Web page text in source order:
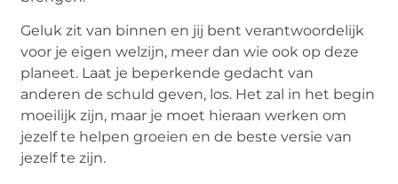
Geluk zit van binnen en jij bent verantwoordelijk
voor je eigen welzijn, meer dan wie ook op deze
planeet. Laat je beperkende gedacht van
anderen de schuld geven, los. Het zal in het begin
moeilijk zijn, maar je moet hieraan werken om
jezelf te helpen groeien en de beste versie van
jezelf te zijn.